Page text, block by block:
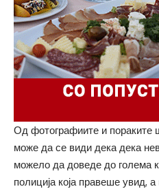
Од фотографиите и пораките
може да се види дека дека
можело да доведе до голема
полиција која правеше увид,